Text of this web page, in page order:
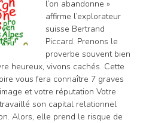
l’on abandonne »
affirme l’explorateur
suisse Bertrand
Piccard. Prenons le
proverbe souvent bien
heureux, vivons cachés. Cette
vous fera connaître 7 graves
et votre réputation Votre
son capital relationnel
Alors, elle prend le risque de